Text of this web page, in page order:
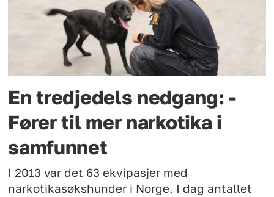
En tredjedels nedgang: -
Fører til mer narkotika i
samfunnet
I 2013 var det 63 ekvipasjer med
narkotikasøkshunder i Norge. I dag antallet